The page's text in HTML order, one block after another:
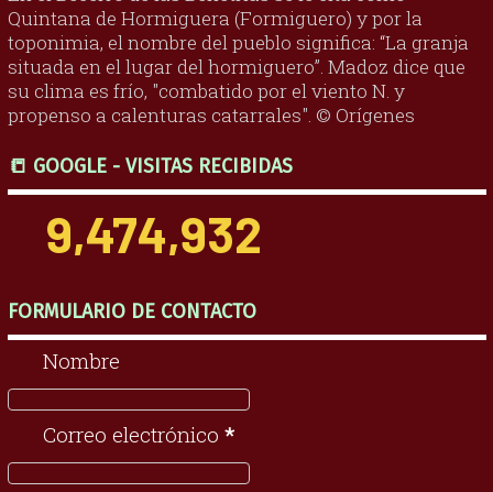
Quintana de Hormiguera (Formiguero) y por la
toponimia, el nombre del pueblo significa: “La granja
situada en el lugar del hormiguero”. Madoz dice que
su clima es frío, "combatido por el viento N. y
propenso a calenturas catarrales". © Orígenes
📒 GOOGLE - VISITAS RECIBIDAS
9,474,932
FORMULARIO DE CONTACTO
Nombre
Correo electrónico *